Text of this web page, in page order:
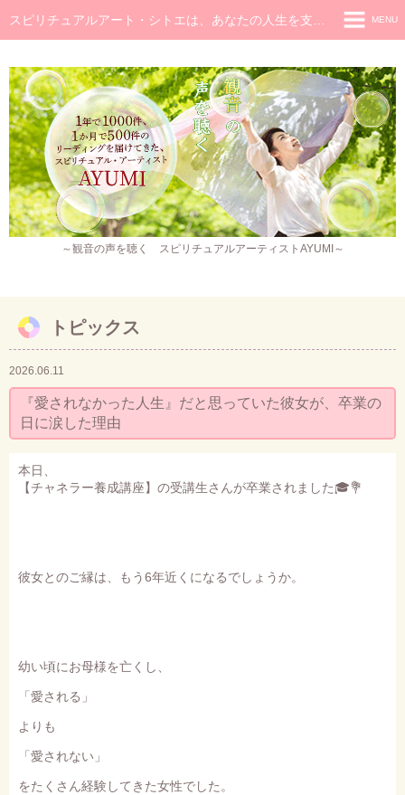
～観音の声を聴く スピリチュアルアーティストAYUMI～
MENU
◆ごあいさつ
スピリチュアル・メッセージ
チャネラー養成講座
スピリチュアル開花レッスン
レイキヒーラー養成コース・レイキアチューメント
作品販売
イベント・セミナー・お茶会
セミナー・お茶会のご依頼
◆ブログ
トピックス
2026.06.11
『愛されなかった人生』だと思っていた彼女が、卒業の
日に涙した理由
本日、
【チャネラー養成講座】の受講生さんが卒業されました🎓💐
彼女とのご縁は、もう6年近くになるでしょうか。
幼い頃にお母様を亡くし、
「愛される」
よりも
「愛されない」
をたくさん経験してきた女性でした。